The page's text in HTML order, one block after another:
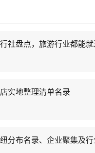
社盘点，旅游行业都能
实地整理清单名录
分布名录、企业聚集及